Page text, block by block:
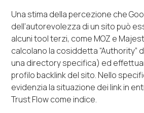
Una stima della percezione che
dell’autorevolezza di un sito può
alcuni tool terzi, come MOZ e
calcolano la cosiddetta “Authority”
una directory specifica) ed
profilo backlink del sito. Nello
evidenzia la situazione dei link in
Trust Flow come indice.